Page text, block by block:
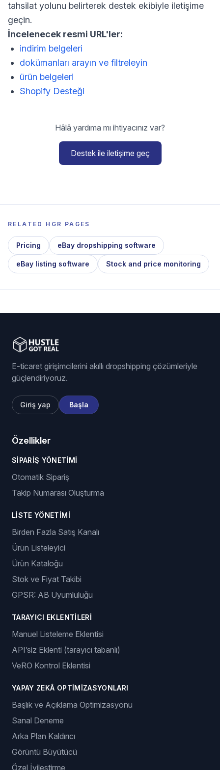
tahsilat yolunu belirterek destek ekibiyle iletişime
geçin.
İncelenecek resmi URL'ler:
indirim belgeleri
dokümanları arayın ve filtreleyin
ürün belgeleri
Shopify Desteği
Hâlâ yardıma mı ihtiyacınız var?
Destek ile iletişime geç
RELATED HGR PAGES
Pricing eBay dropshipping software
eBay listing software Stock and price monitoring
E-ticaret girişimcilerini akıllı dropshipping çözümleriyle
güçlendiriyoruz.
Giriş yap Başla
Özellikler
SIPARIŞ YÖNETIMI
Otomatik Sipariş
Takip Numarası Oluşturma
LISTE YÖNETIMI
Birden Fazla Satış Kanalı
Ürün Listeleyici
Ürün Kataloğu
Stok ve Fiyat Takibi
GPSR: AB Uyumluluğu
TARAYICI EKLENTILERI
Manuel Listeleme Eklentisi
API’siz Eklenti (tarayıcı tabanlı)
VeRO Kontrol Eklentisi
YAPAY ZEKÂ OPTIMIZASYONLARI
Başlık ve Açıklama Optimizasyonu
Sanal Deneme
Arka Plan Kaldırıcı
Görüntü Büyütücü
Özel İyileştirme